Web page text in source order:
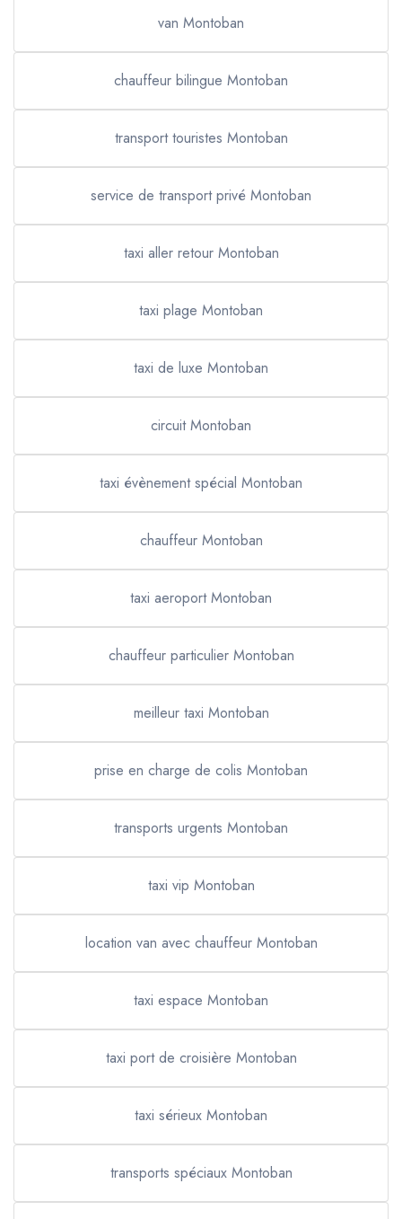
van Montoban
chauffeur bilingue Montoban
transport touristes Montoban
service de transport privé Montoban
taxi aller retour Montoban
taxi plage Montoban
taxi de luxe Montoban
circuit Montoban
taxi évènement spécial Montoban
chauffeur Montoban
taxi aeroport Montoban
chauffeur particulier Montoban
meilleur taxi Montoban
prise en charge de colis Montoban
transports urgents Montoban
taxi vip Montoban
location van avec chauffeur Montoban
taxi espace Montoban
taxi port de croisière Montoban
taxi sérieux Montoban
transports spéciaux Montoban